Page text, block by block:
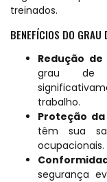
treinados.
BENEFÍCIOS DO GRAU
Redução
grau de
trabalho.
Proteção
têm sua
ocupacionais.
segurança